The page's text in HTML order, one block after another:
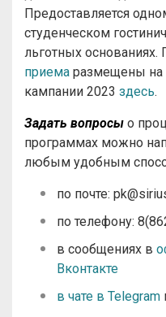
Предоставляется
студенческом
льготных
приема размещены на
кампании 2023 здесь.
Задать вопросы о
программах можно
любым удобным
по почте:
по телефону:
в сообщениях в
Вконтакте
в чате в Telegram